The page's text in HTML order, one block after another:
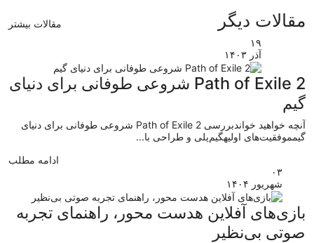
مقالات دیگر
مقالات بیشتر
۱۹
آذر ۱۴۰۳
Path of Exile 2 شروعی طوفانی برای دنیای
گیم
آنچه خواهید خواندبررسی Path of Exile 2 شروعی طوفانی برای دنیای
گیمموفقیت‌های اولیهگیم‌پلی و طراحی با...
ادامه مطلب
۰۳
شهریور ۱۴۰۴
بازی‌های آفلاین هدست محور، راهنمای تجربه
صوتی بی‌نظیر